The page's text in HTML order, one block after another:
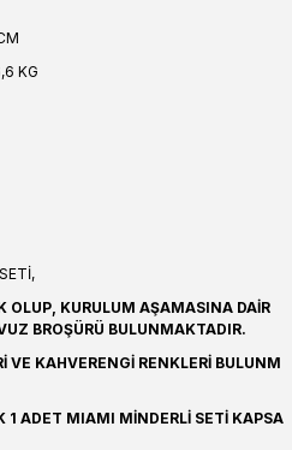
KG
OLUP, KURULUM AŞAMASINA DAİR
BROŞÜRÜ BULUNMAKTADIR.
VE KAHVERENGİ RENKLERİ BULUNM
1 ADET MIAMI MİNDERLİ SETİ KAPSA